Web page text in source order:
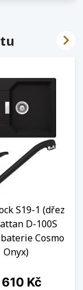
S19-1 (dřez
D-100S
Cosmo
Onyx)
Kč
